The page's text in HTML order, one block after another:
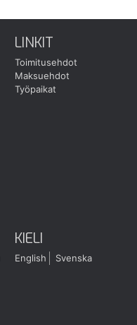
LINKIT
Toimitusehdot
Maksuehdot
Työpaikat
KIELI
English Svenska